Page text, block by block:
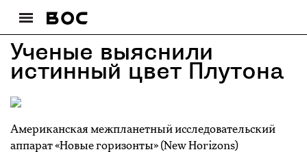
Ученые выяснили
истинный цвет Плутона
Американская межпланетный исследовательский
аппарат «Новые горизонты» (New Horizons)